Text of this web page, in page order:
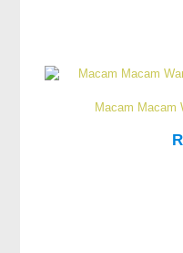
Macam Macam